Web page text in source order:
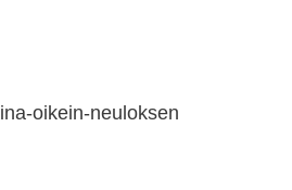
oikein-neuloksen